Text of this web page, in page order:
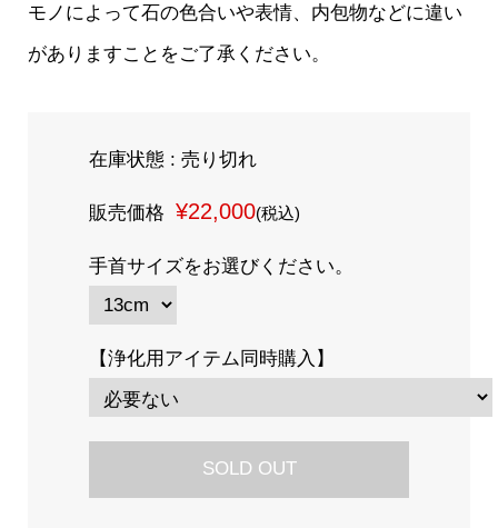
モノによって石の色合いや表情、内包物などに違い
がありますことをご了承ください。
在庫状態 : 売り切れ
販売価格 ¥22,000(税込)
手首サイズをお選びください。
【浄化用アイテム同時購入】
SOLD OUT